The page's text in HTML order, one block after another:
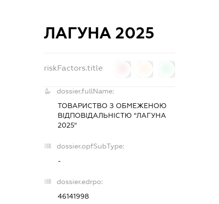
ЛАГУНА 2025
riskFactors.title
dossier.fullName:
ТОВАРИСТВО З ОБМЕЖЕНОЮ
ВІДПОВІДАЛЬНІСТЮ "ЛАГУНА
2025"
dossier.opfSubType:
-
dossier.edrpo:
46141998